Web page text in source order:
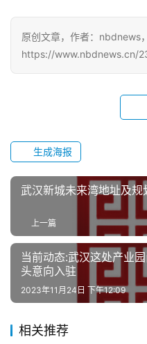
滚
动
科
技
关
原创文章，作者：nbdnews
https://www.nbdnews.cn/
生成海报
武汉新城未来湾地址及
上一篇
当前动态:武汉这处产业
头意向入驻
2023年11月24日 下午12:09
相关推荐